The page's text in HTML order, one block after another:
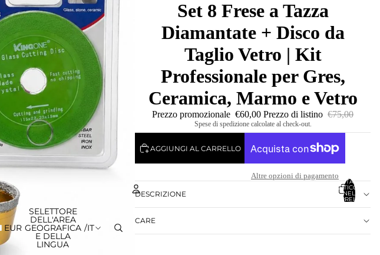
EUR
SELETTORE
DELL'AREA
GEOGRAFICA
E DELLA
LINGUA
/IT Account
TOTALE
ARTICOLI
NEL
CARRELLO:
Set 8 Frese a Tazza
Diamantate + Disco da
Taglio Vetro | Kit
Professionale per Gres,
Ceramica, Marmo e Vetro
Prezzo promozionale €60,00 Prezzo di listino €75,00
Spese di spedizione calcolate al check-out.
AGGIUNGI AL CARRELLO
Altre opzioni di pagamento
DESCRIZIONE
CARE